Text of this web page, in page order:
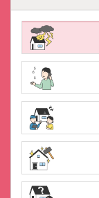
メールで
相談する